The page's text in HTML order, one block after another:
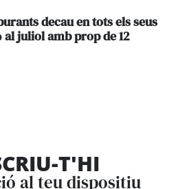
decau en tots els seus
al juliol amb prop de 12
T'HI
al teu dispositiu